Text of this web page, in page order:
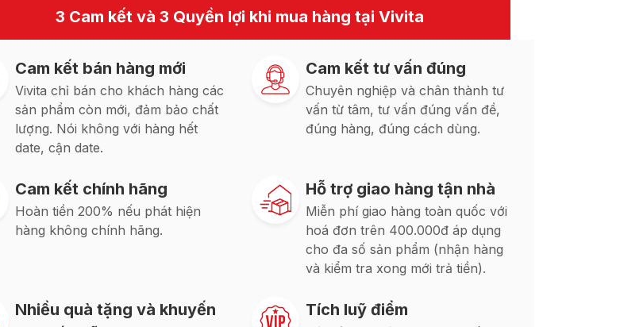
3 Cam kết và 3 Quyền lợi khi mua hàng tại Vivita
Cam kết bán hàng mới
Vivita chỉ bán cho khách hàng các
sản phẩm còn mới, đảm bảo chất
lượng. Nói không với hàng hết
date, cận date.
Cam kết tư vấn đúng
Chuyên nghiệp và chân thành tư
vấn từ tâm, tư vấn đúng vấn đề,
đúng hàng, đúng cách dùng.
Cam kết chính hãng
Hoàn tiền 200% nếu phát hiện
hàng không chính hãng.
Hỗ trợ giao hàng tận nhà
Miễn phí giao hàng toàn quốc với
hoá đơn trên 400.000đ áp dụng
cho đa số sản phẩm (nhận hàng
và kiểm tra xong mới trả tiền).
Nhiều quà tặng và khuyến
Tích luỹ điểm